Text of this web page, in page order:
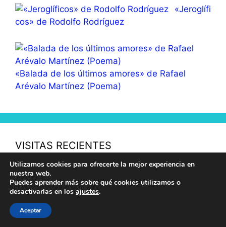
«Jeroglífi
cos» de Rodolfo Rodríguez
«Balada de los últimos amores» de Rafael
Arévalo Martínez (Poema)
VISITAS RECIENTES
"El verdugo" de José de Espronceda (Poema)
Poemas de José Batres Montúfar (Guatemala)
Poemas de Ramón López Velarde (México)
Utilizamos cookies para ofrecerte la mejor experiencia en
nuestra web.
Puedes aprender más sobre qué cookies utilizamos o
desactivarlas en los ajustes.
Aceptar